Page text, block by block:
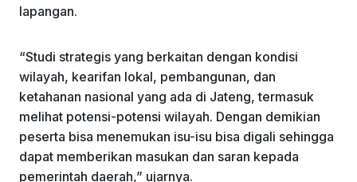
lapangan.
“Studi strategis yang berkaitan dengan kondisi
wilayah, kearifan lokal, pembangunan, dan
ketahanan nasional yang ada di Jateng, termasuk
melihat potensi-potensi wilayah. Dengan demikian
peserta bisa menemukan isu-isu bisa digali sehingga
dapat memberikan masukan dan saran kepada
pemerintah daerah,” ujarnya.